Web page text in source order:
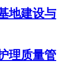
地建设与
理质量管